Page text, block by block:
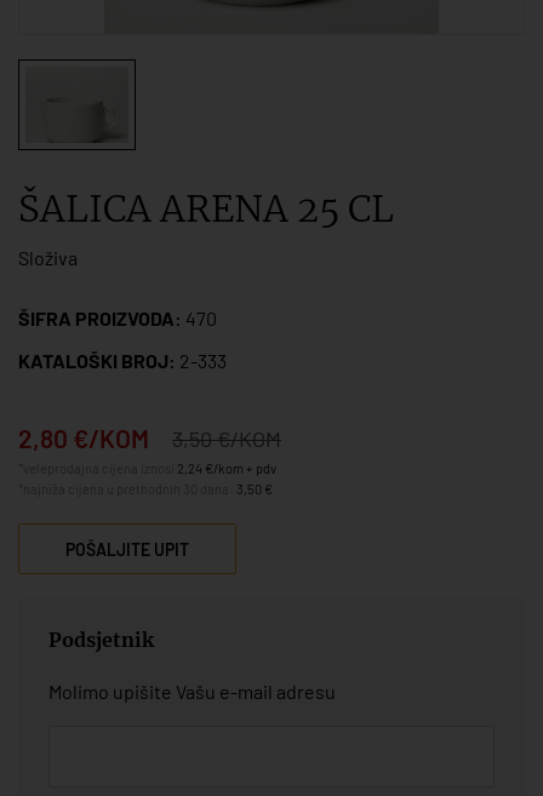
ŠALICA ARENA 25 CL
Složiva
ŠIFRA PROIZVODA: 470
KATALOŠKI BROJ: 2-333
2,80 €/KOM 3,50 €/KOM
2,24 €/kom + pdv
3,50 €
POŠALJITE UPIT
Podsjetnik
Molimo upišite Vašu e-mail adresu